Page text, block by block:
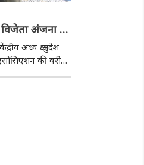
अंजना को
अध्य क्ष सुदेश
की वरीय
बुकरु स्थित आवास